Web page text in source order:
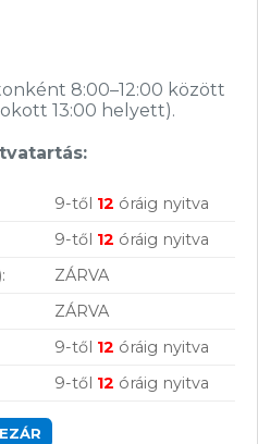
8:00–12:00 között
13:00 helyett).
9-től 12 óráig nyitva
9-től 12 óráig nyitva
ZÁRVA
ZÁRVA
9-től 12 óráig nyitva
9-től 12 óráig nyitva